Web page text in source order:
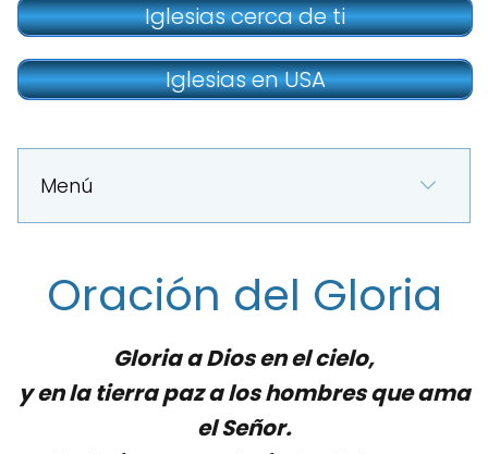
Iglesias cerca de ti
Iglesias en USA
Menú
Oración del Gloria
Gloria a Dios en el cielo,
y en la tierra paz a los hombres que ama
el Señor.